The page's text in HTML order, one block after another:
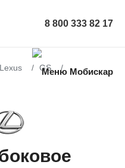
8 800 333 82 17
Lexus
GS